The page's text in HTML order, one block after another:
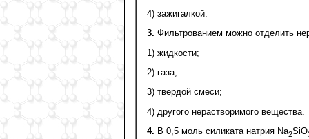
4) зажигалкой.
3. Фильтрованием можно отделить
1) жидкости;
2) газа;
3) твердой смеси;
4) другого нерастворимого вещества.
4. В 0,5 моль силиката натрия Na2SiO